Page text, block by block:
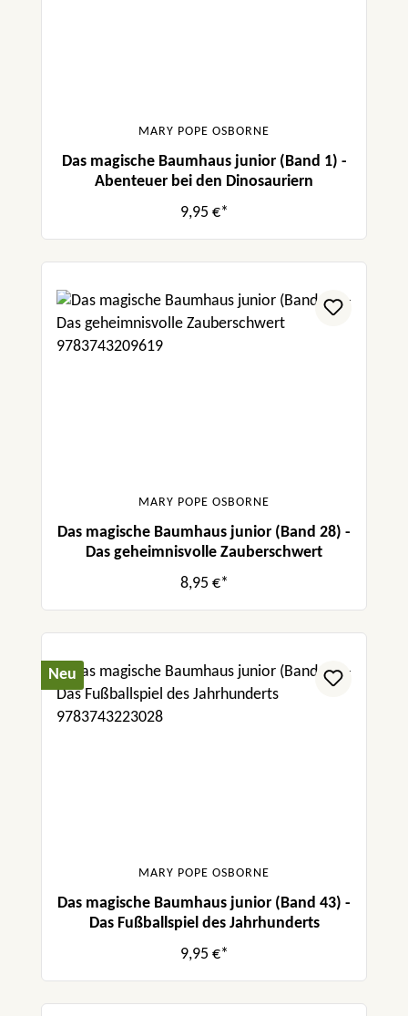
MARY POPE OSBORNE
Das magische Baumhaus junior (Band 1) -
Abenteuer bei den Dinosauriern
9,95 €*
MARY POPE OSBORNE
Das magische Baumhaus junior (Band 28) -
Das geheimnisvolle Zauberschwert
8,95 €*
Neu
MARY POPE OSBORNE
Das magische Baumhaus junior (Band 43) -
Das Fußballspiel des Jahrhunderts
9,95 €*